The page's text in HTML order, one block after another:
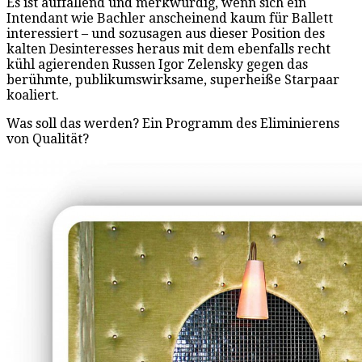
Intendant wie Bachler anscheinend kaum für Ballett
interessiert – und sozusagen aus dieser Position des
kalten Desinteresses heraus mit dem ebenfalls recht
kühl agierenden Russen Igor Zelensky gegen das
berühmte, publikumswirksame, superheiße Starpaar
koaliert.
Was soll das werden? Ein Programm des Eliminierens
von Qualität?